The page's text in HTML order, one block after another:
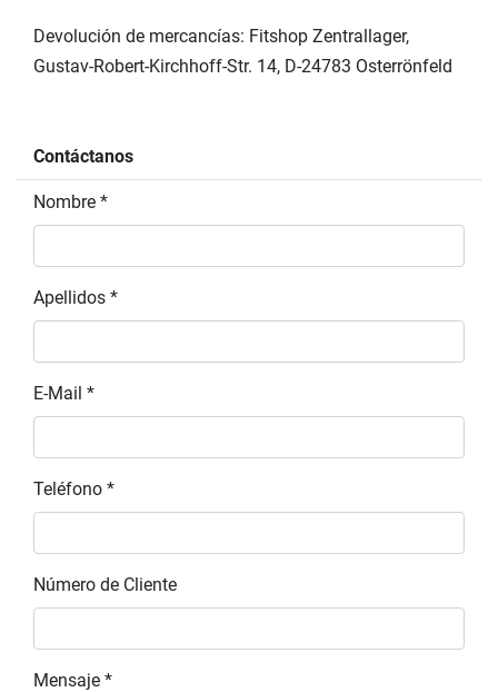
Devolución de mercancías: Fitshop Zentrallager,
Gustav-Robert-Kirchhoff-Str. 14, D-24783 Osterrönfeld
Contáctanos
Nombre *
Apellidos *
E-Mail *
Teléfono *
Número de Cliente
Mensaje *